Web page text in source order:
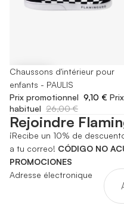
-65%
Chaussons d'intérieur pour
enfants - PAULIS
Prix promotionnel 9,10 € Prix
habituel 26,00 €
Rejoindre
¡Recibe un 10% de
a tu correo! CÓDIGO NO
PROMOCIONES
Adresse électronique